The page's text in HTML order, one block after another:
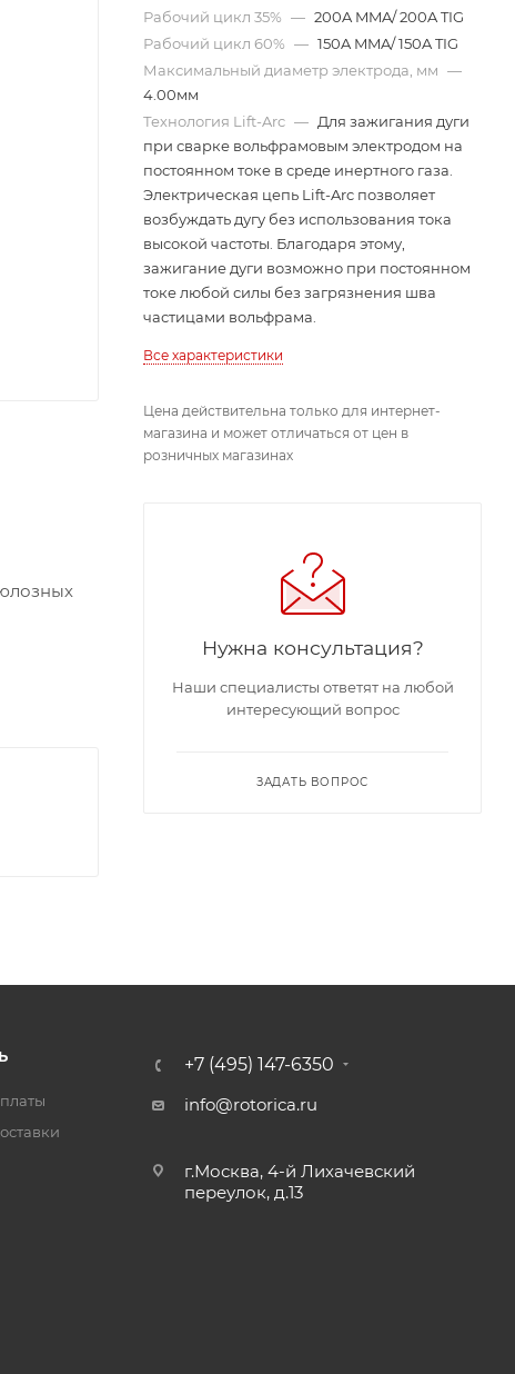
Рабочий цикл 35% — 200A MMA/ 200A TIG
Рабочий цикл 60% — 150A MMA/ 150A TIG
Максимальный диаметр электрода, мм —
4.00мм
Технология Lift-Arc — Для зажигания дуги
при сварке вольфрамовым электродом на
постоянном токе в среде инертного газа.
Электрическая цепь Lift-Arc позволяет
возбуждать дугу без использования тока
высокой частоты. Благодаря этому,
зажигание дуги возможно при постоянном
токе любой силы без загрязнения шва
частицами вольфрама.
Все характеристики
Цена действительна только для интернет-
магазина и может отличаться от цен в
розничных магазинах
Нужна консультация?
Наши специалисты ответят на любой
интересующий вопрос
ЗАДАТЬ ВОПРОС
+7 (495) 147-6350
info@rotorica.ru
г.Москва, 4-й Лихачевский
переулок, д.13